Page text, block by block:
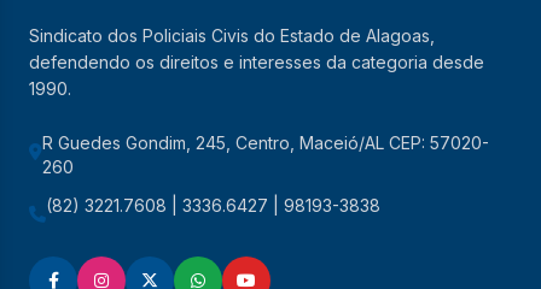
Sindicato dos Policiais Civis do Estado de Alagoas,
defendendo os direitos e interesses da categoria desde
1990.
R Guedes Gondim, 245, Centro, Maceió/AL CEP: 57020-
260
(82) 3221.7608 | 3336.6427 | 98193-3838